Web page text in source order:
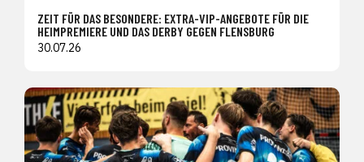
ZEIT FÜR DAS BESONDERE: EXTRA-VIP-ANGEBOTE FÜR DIE
HEIMPREMIERE UND DAS DERBY GEGEN FLENSBURG
30.07.26